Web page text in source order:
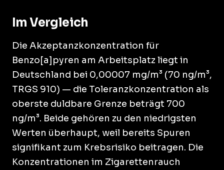
Im Vergleich
Die Akzeptanzkonzentration für
Benzo[a]pyren am Arbeitsplatz liegt in
Deutschland bei 0,00007 mg/m³ (70 ng/m³,
TRGS 910) — die Toleranzkonzentration als
oberste duldbare Grenze beträgt 700
ng/m³. Beide gehören zu den niedrigsten
Werten überhaupt, weil bereits Spuren
signifikant zum Krebsrisiko beitragen. Die
Konzentrationen im Zigarettenrauch